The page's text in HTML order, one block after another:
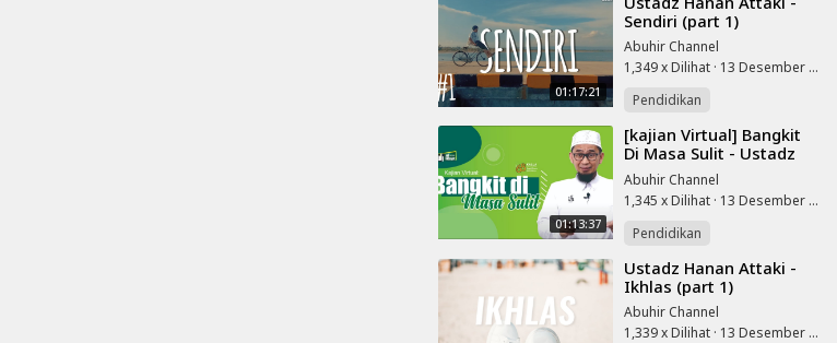
01:17:21
Sendiri (part 1)
Abuhir Channel
1,349 x Dilihat · 13 Desember 2022
Pendidikan
01:13:37
⁣[kajian Virtual] Bangkit
Di Masa Sulit - Ustadz
Adi Hidayat
Abuhir Channel
1,345 x Dilihat · 13 Desember 2022
Pendidikan
⁣Ustadz Hanan Attaki -
Ikhlas (part 1)
Abuhir Channel
1,339 x Dilihat · 13 Desember 2022